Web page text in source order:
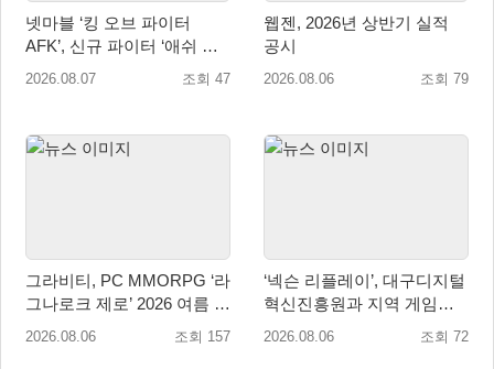
넷마블 ‘킹 오브 파이터
AFK’, 신규 파이터 ‘애쉬 크
림존’ 업데이트
2026.08.07 조회 47
웹젠, 2026년 상반기 실적
공시
2026.08.06 조회 79
그라비티, PC MMORPG ‘라
그나로크 제로’ 2026 여름 프
로모션 진행!
2026.08.06 조회 157
‘넥슨 리플레이’, 대구디지털
혁신진흥원과 지역 게임산
업 육성 위한 업무협약 체결
2026.08.06 조회 72